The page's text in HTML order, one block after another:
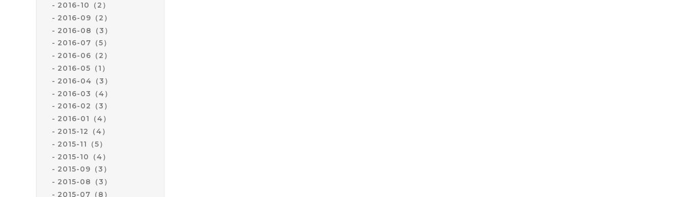
2016-10（2）
2016-09（2）
2016-08（3）
2016-07（5）
2016-06（2）
2016-05（1）
2016-04（3）
2016-03（4）
2016-02（3）
2016-01（4）
2015-12（4）
2015-11（5）
2015-10（4）
2015-09（3）
2015-08（3）
2015-07（8）